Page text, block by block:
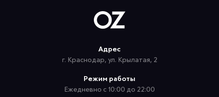
Адрес
г. Краснодар, ул. Крылатая, 2
Режим работы
Ежедневно с 10:00 до 22:00